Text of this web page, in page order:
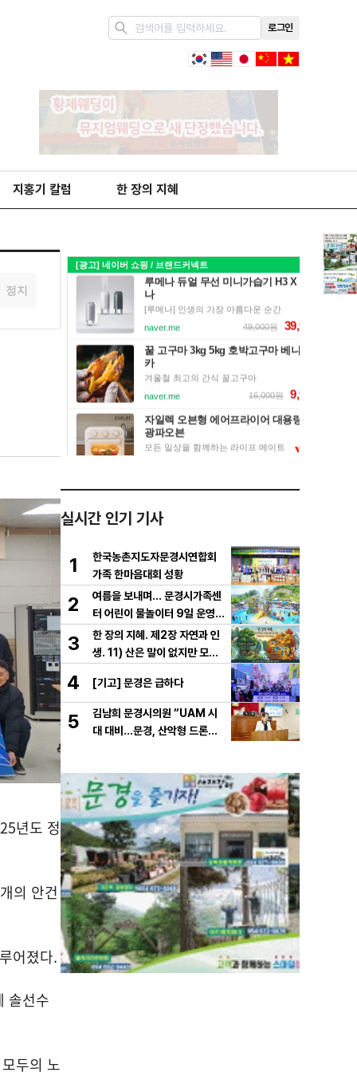
로그인
지홍기 칼럼 한 장의 지혜
정지
년도 정
개의 안건
어졌다.
솔선수
두의 노
실시간 인기 기사
1
한국농촌지도자문경시연합회
가족 한마음대회 성황
2
여름을 보내며… 문경시가족센
터 어린이 물놀이터 9일 운영
마무리
3
한 장의 지혜. 제2장 자연과 인
생. 11) 산은 말이 없지만 모든
4 [기고] 문경은 급하다
5
김남희 문경시의원 “UAM 시
대 대비…문경, 산악형 드론산